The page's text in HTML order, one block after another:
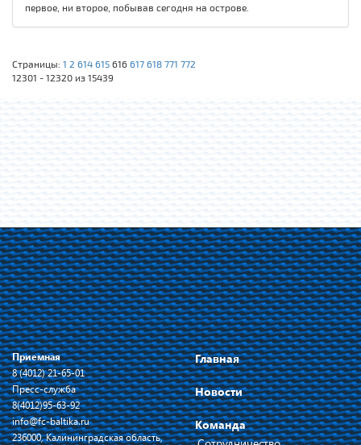
первое, ни второе, побывав сегодня на острове.
Страницы: 1 2 614 615 616 617 618 771 772
12301 - 12320 из 15439
Приемная
8 (4012) 21-65-01
Пресс-служба
8(4012)95-63-92
info@fc-baltika.ru
236000, Калининградская область,
Главная
Новости
Команда